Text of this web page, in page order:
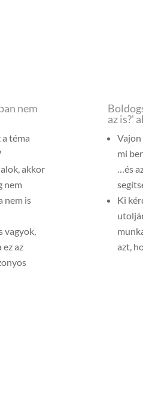
nem
téma
akkor
nem
nem is
vagyok,
az
az is?'
mi
…és
Ki
azt,